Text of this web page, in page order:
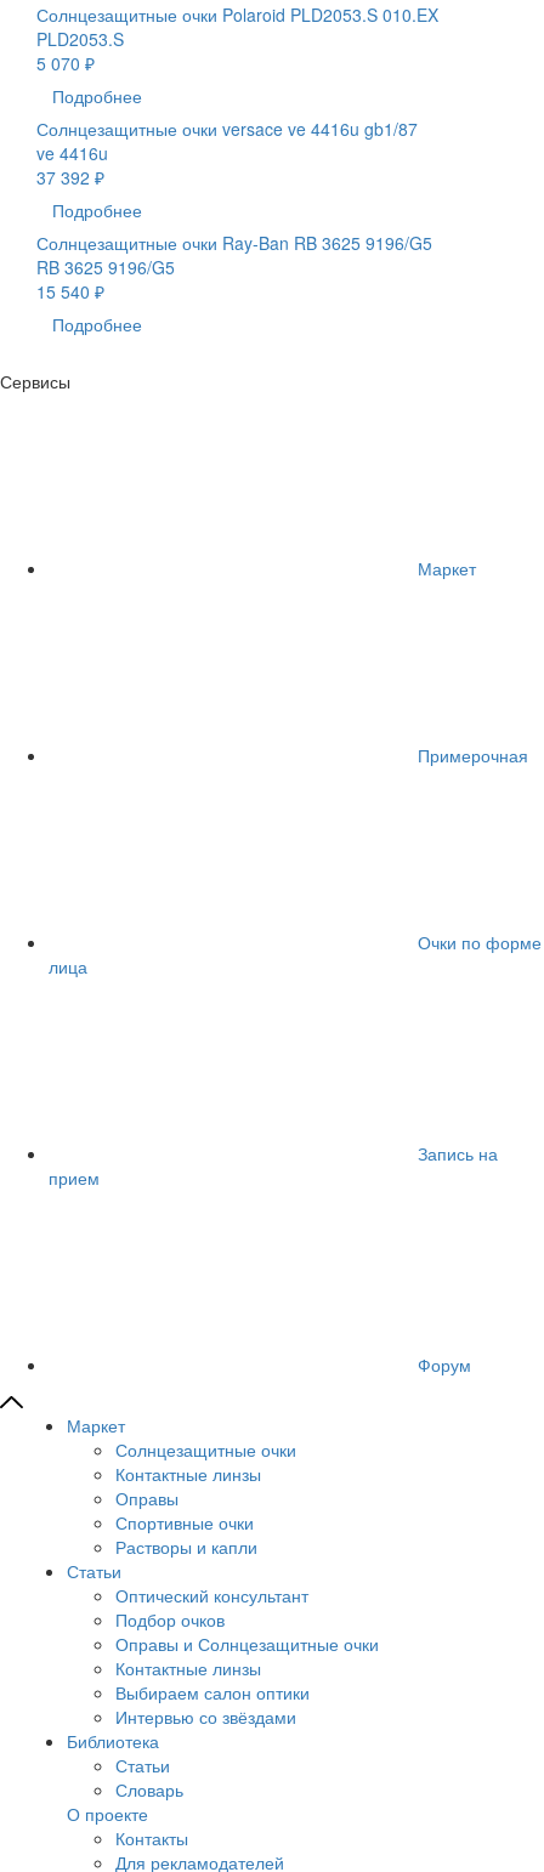
Солнцезащитные очки Polaroid PLD2053.S 010.EX
PLD2053.S
5 070 ₽
Подробнее
Солнцезащитные очки versace ve 4416u gb1/87
ve 4416u
37 392 ₽
Подробнее
Солнцезащитные очки Ray-Ban RB 3625 9196/G5
RB 3625 9196/G5
15 540 ₽
Подробнее
Сервисы
Маркет
Примерочная
Очки по форме
лица
Запись на
прием
Форум
Маркет
Солнцезащитные очки
Контактные линзы
Оправы
Спортивные очки
Растворы и капли
Статьи
Оптический консультант
Подбор очков
Оправы и Солнцезащитные очки
Контактные линзы
Выбираем салон оптики
Интервью со звёздами
Библиотека
Статьи
Словарь
О проекте
Контакты
Для рекламодателей